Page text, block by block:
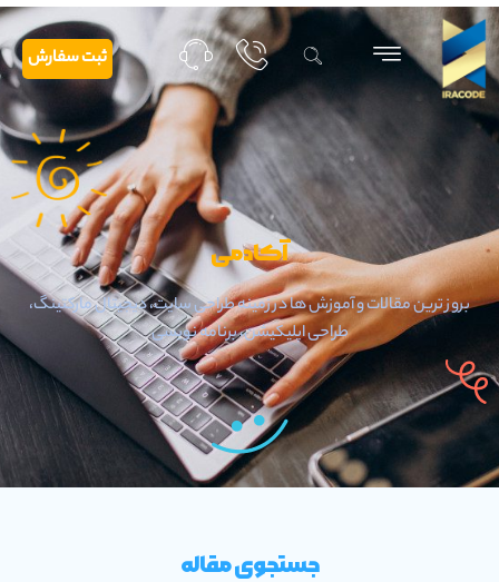
ثبت سفارش
آکادمی
بروز ترین مقالات و آموزش ها در زمینه طراحی سایت، دیجیتال مارکتینگ،
طراحی اپلیکیشن، برنامه نویسی
جستجوی مقاله